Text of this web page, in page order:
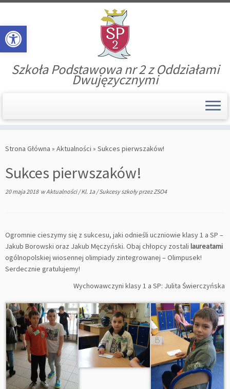
Open toolbar
to
Szkoła Podstawowa nr 2 z Oddziałami
Dwujęzycznymi
Strona Główna » Aktualności » Sukces pierwszaków!
Sukces pierwszaków!
20 maja 2018wAktualności/Kl. 1a/Sukcesy szkołyprzezZSO4
Ogromnie cieszymy się z sukcesu, jaki odnieśli uczniowie klasy 1 a SP –
Jakub Borowski oraz Jakub Męczyński. Obaj chłopcy zostali laureatami
ogólnopolskiej wiosennej olimpiady zintegrowanej – Olimpusek!
Serdecznie gratulujemy!
Wychowawczyni klasy 1 a SP: Julita Świerczyńska